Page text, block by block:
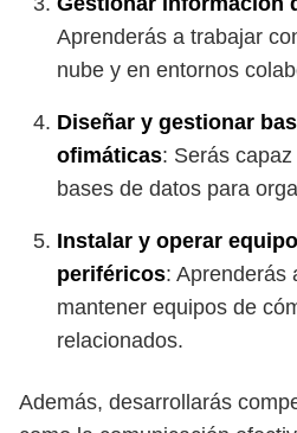
Aprenderás a trabajar
nube y en entornos
Diseñar y gestionar
ofimáticas: Serás
bases de datos para
Instalar y operar
periféricos: Aprenderás
mantener equipos de
relacionados.
Además, desarrollarás